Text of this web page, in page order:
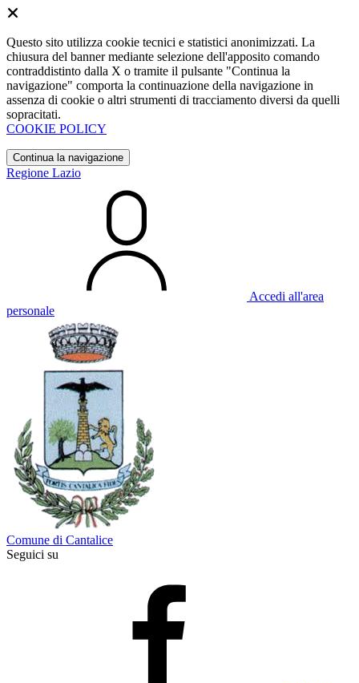
Questo sito utilizza cookie tecnici e statistici anonimizzati. La
chiusura del banner mediante selezione dell'apposito comando
contraddistinto dalla X o tramite il pulsante "Continua la
navigazione" comporta la continuazione della navigazione in
assenza di cookie o altri strumenti di tracciamento diversi da quelli
sopracitati.
COOKIE POLICY
Continua la navigazione
Regione Lazio
Accedi all'area
personale
Comune di Cantalice
Seguici su